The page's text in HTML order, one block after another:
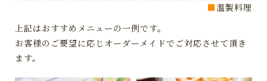
■温製料理
上記はおすすめメニューの一例です。
お客様のご要望に応じオーダーメイドでご対応させて頂き
ます。